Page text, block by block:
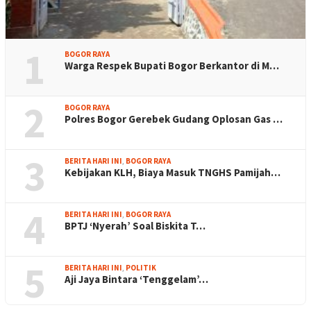
1 BOGOR RAYA
Warga Respek Bupati Bogor Berkantor di M…
2 BOGOR RAYA
Polres Bogor Gerebek Gudang Oplosan Gas …
3 BERITA HARI INI, BOGOR RAYA
Kebijakan KLH, Biaya Masuk TNGHS Pamijah…
4 BERITA HARI INI, BOGOR RAYA
BPTJ ‘Nyerah’ Soal Biskita T…
5 BERITA HARI INI, POLITIK
Aji Jaya Bintara ‘Tenggelam’…